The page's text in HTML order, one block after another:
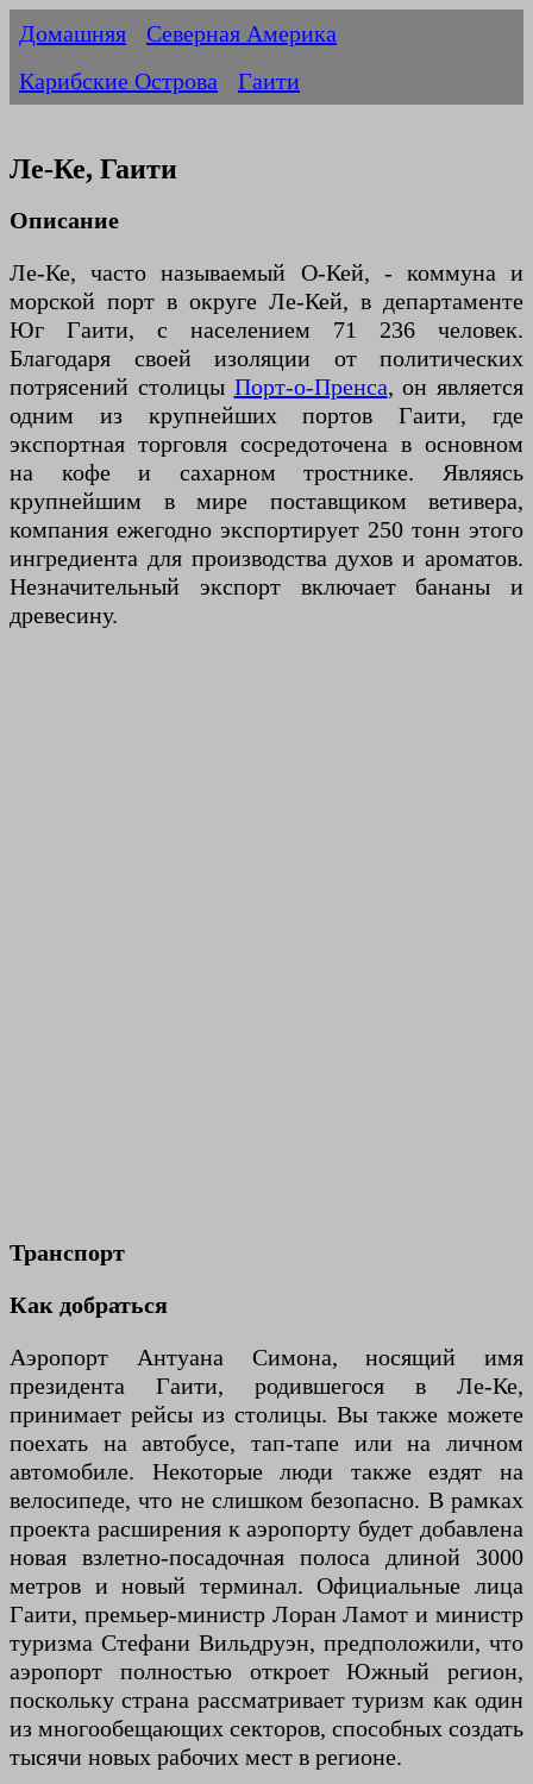
Домашняя
Северная Америка
Карибские Острова
Гаити
Ле-Ке, Гаити
Описание
Ле-Ке, часто называемый О-Кей, - коммуна и
морской порт в округе Ле-Кей, в департаменте
Юг Гаити, с населением 71 236 человек.
Благодаря своей изоляции от политических
потрясений столицы Порт-о-Пренса, он является
одним из крупнейших портов Гаити, где
экспортная торговля сосредоточена в основном
на кофе и сахарном тростнике. Являясь
крупнейшим в мире поставщиком ветивера,
компания ежегодно экспортирует 250 тонн этого
ингредиента для производства духов и ароматов.
Незначительный экспорт включает бананы и
древесину.
Транспорт
Как добраться
Аэропорт Антуана Симона, носящий имя
президента Гаити, родившегося в Ле-Ке,
принимает рейсы из столицы. Вы также можете
поехать на автобусе, тап-тапе или на личном
автомобиле. Некоторые люди также ездят на
велосипеде, что не слишком безопасно. В рамках
проекта расширения к аэропорту будет добавлена
новая взлетно-посадочная полоса длиной 3000
метров и новый терминал. Официальные лица
Гаити, премьер-министр Лоран Ламот и министр
туризма Стефани Вильдруэн, предположили, что
аэропорт полностью откроет Южный регион,
поскольку страна рассматривает туризм как один
из многообещающих секторов, способных создать
тысячи новых рабочих мест в регионе.